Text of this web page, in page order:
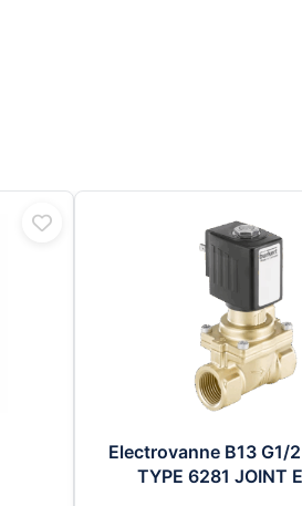
Electrovanne B13 G1/
TYPE 6281 JOINT